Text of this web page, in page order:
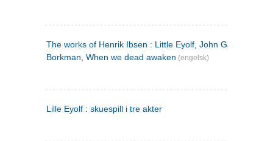
The works of Henrik Ibsen : Little Eyolf, John Gabriel
Borkman, When we dead awaken (engelsk)
Lille Eyolf : skuespill i tre akter